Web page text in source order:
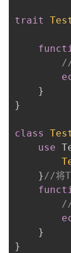
trait
}
}
class
use
}//将
}
}